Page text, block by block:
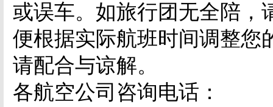
或误车。如旅行团无全陪，
便根据实际航班时间调整您
请配合与谅解。
各航空公司咨询电话：